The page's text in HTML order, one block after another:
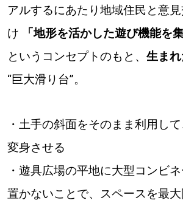
アルするにあたり地域住民と意
け
「地形を活かした遊び機能を
というコンセプトのもと、 生ま
“巨大滑り台”。
・土手の斜面をそのまま利用し
変身させる
・遊具広場の平地に大型コンビ
置かないことで、スペースを最